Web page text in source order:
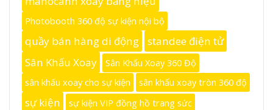
Photobooth 360 độ sự kiện nội bộ
quầy bán hàng di động
standee điện tử
Sân Khấu Xoay
Sân Khấu Xoay 360 Độ
sân khấu xoay cho sự kiện
sân khấu xoay tròn 360 độ
sự kiện
sự kiện VIP đồng hồ trang sức